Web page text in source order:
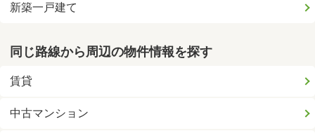
新築一戸建て
同じ路線から周辺の物件情報を探す
賃貸
中古マンション